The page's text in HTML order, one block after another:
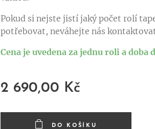
Pokud si nejste jistí jaký počet rolí
potřebovat, neváhejte nás
Cena je uvedena za jednu roli a doba
2 690,00 Kč
DO KOŠÍKU